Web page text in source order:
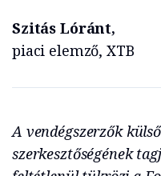
Szitás Lóránt,
piaci elemző, XTB
A vendégszerzők
szerkesztőségének